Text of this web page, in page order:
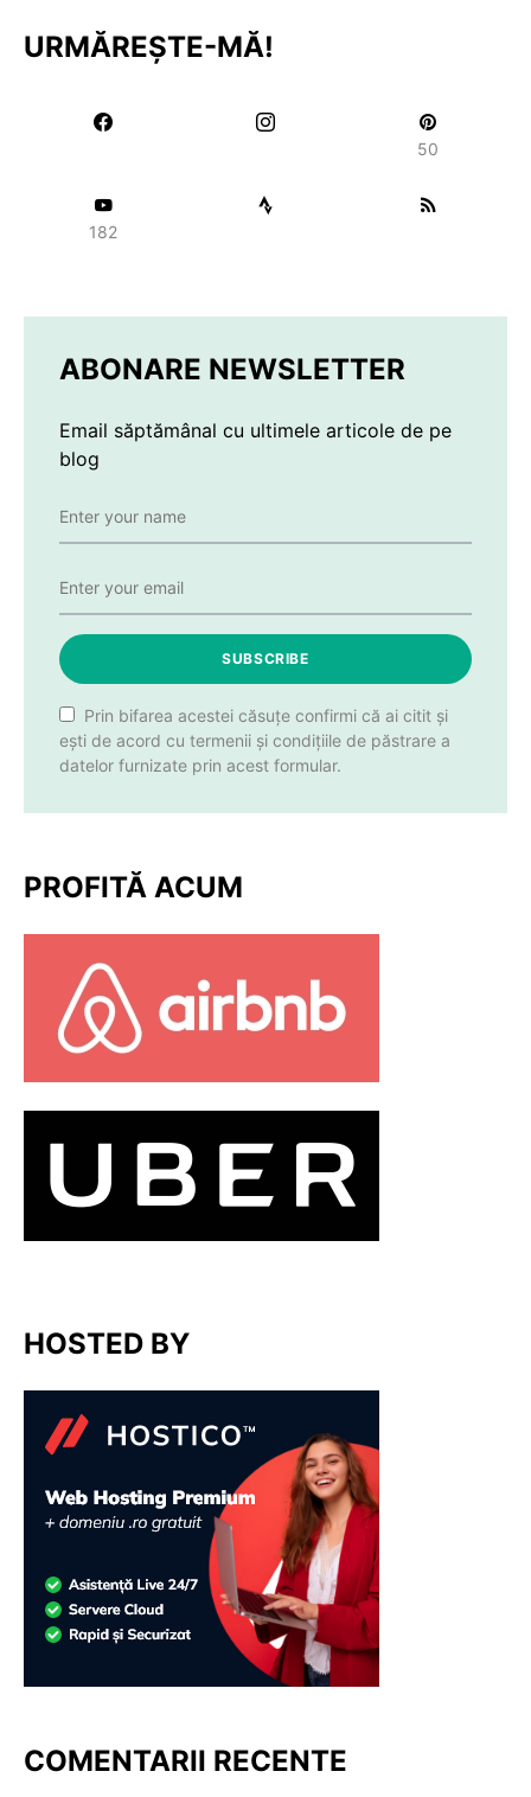
URMĂREȘTE-MĂ!
50
182
ABONARE NEWSLETTER
Email săptămânal cu ultimele articole de pe
blog
SUBSCRIBE
Prin bifarea acestei căsuțe confirmi că ai citit și
ești de acord cu termenii și condițiile de păstrare a
datelor furnizate prin acest formular.
PROFITĂ ACUM
HOSTED BY
COMENTARII RECENTE